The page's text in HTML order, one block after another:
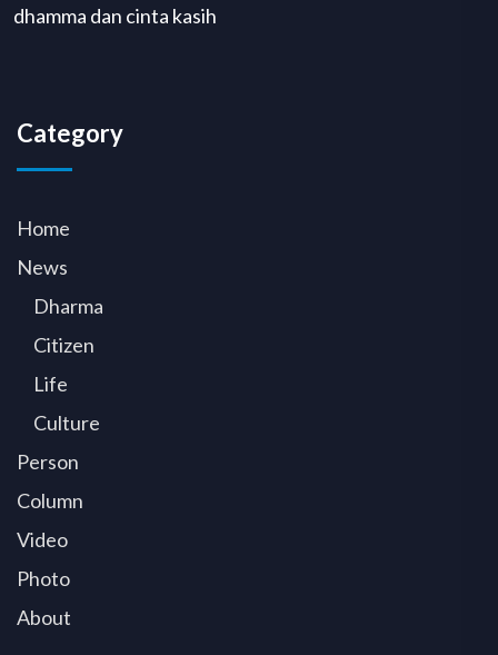
dhamma dan cinta kasih
Category
Home
News
Dharma
Citizen
Life
Culture
Person
Column
Video
Photo
About